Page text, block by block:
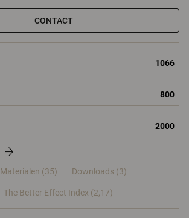
CONTACT
1066
800
2000
Materialen (35) Downloads (3)
The Better Effect Index (2,17)